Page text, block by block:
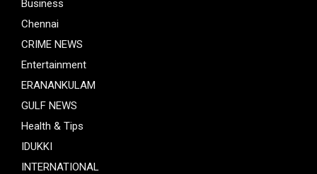
Business
Chennai
CRIME NEWS
Entertainment
ERANANKULAM
GULF NEWS
Health & Tips
IDUKKI
INTERNATIONAL